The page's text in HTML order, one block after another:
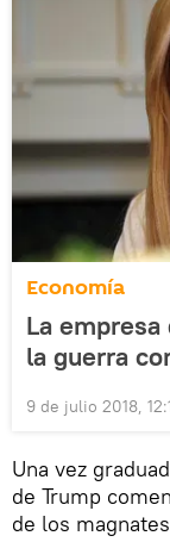
Economía
La
la guerra
9 de julio 2018,
Una vez
de Trump
de los